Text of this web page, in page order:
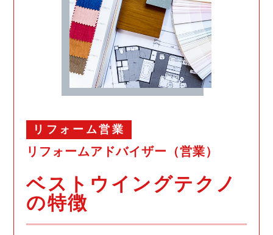
リフォーム営業
リフォームアドバイザー（営業）
ベストウイングテクノ
の特徴